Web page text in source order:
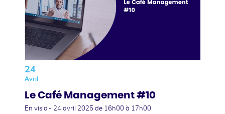
24
Avril
Le Café Management #10
En visio - 24 avril 2025 de 16h00 à 17h00